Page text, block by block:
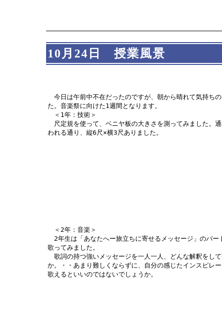
10月24日 授業風景
今日は午前中不在だったのですが、朝から晴れて気持ち
た。音楽祭に向けた1週間となります。
＜1年：技術＞
尺定規を使って、ベニヤ板の大きさを測ってみました。
われる通り、縦6尺×横3尺ありました。
＜2年：音楽＞
2年生は「あなたへー旅立ちに寄せるメッセージ」のパー
歌ってみました。
歌詞の持つ強いメッセージを一人一人、どんな解釈をし
か。・・あまり難しくならずに、自分の感じたインスピレ
歌えるといいのではないでしょうか。